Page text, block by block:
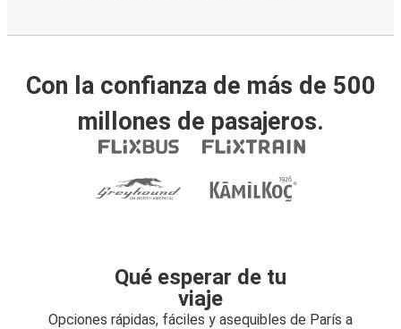
Con la confianza de más de 500
millones de pasajeros.
Qué esperar de tu
viaje
Opciones rápidas, fáciles y asequibles de París a